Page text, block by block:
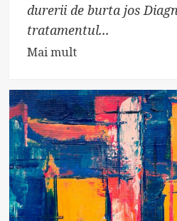
durerii de burta jos
tratamentul...
Mai multRead
about
Durerea
de
burta
jos:
cauze,
simptome
și